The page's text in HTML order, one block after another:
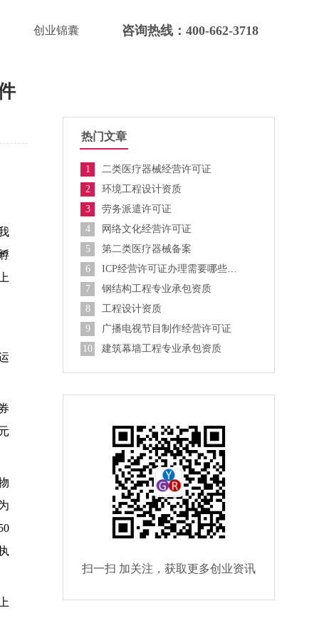
创业锦囊 咨询热线：400-662-3718
热门文章
1
二类医疗器械经营许可证
2
环境工程设计资质
3
劳务派遣许可证
4
网络文化经营许可证
5
第二类医疗器械备案
6
ICP经营许可证办理需要哪些资料？
7
钢结构工程专业承包资质
8
工程设计资质
9
广播电视节目制作经营许可证
10
建筑幕墙工程专业承包资质
扫一扫 加关注，获取更多创业资讯